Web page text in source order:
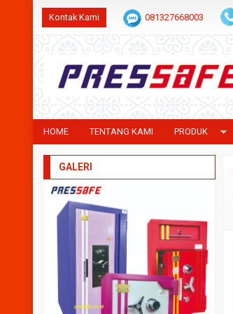
Kontak Kami 081327668003
HOME TENTANG KAMI PRODUK
GALERI